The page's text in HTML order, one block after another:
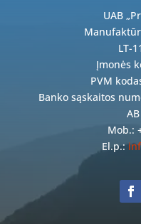
UAB
LT-
Įmonės
PVM
Banko sąskaitos
Mob.:
El.p.: